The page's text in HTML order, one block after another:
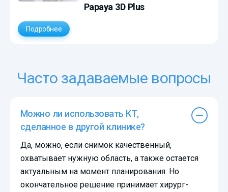
Papaya 3D Plus
Подробнее
Часто задаваемые вопросы
Можно ли использовать КТ,
сделанное в другой клинике?
Да, можно, если снимок качественный,
охватывает нужную область, а также остается
актуальным на момент планирования. Но
окончательное решение принимает хирург-